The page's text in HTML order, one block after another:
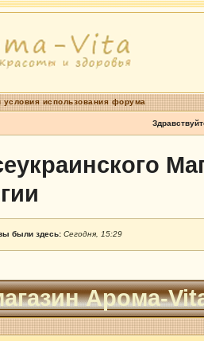
условия использования форума
были здесь: Сегодня, 15:29
Арома-